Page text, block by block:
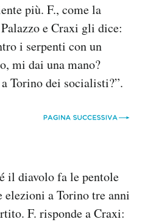
più. F., come la
e Craxi gli dice:
i serpenti con un
mi dai una mano?
Torino dei socialisti?”.
il diavolo fa le pentole
elezioni a Torino tre anni
F. risponde a Craxi: